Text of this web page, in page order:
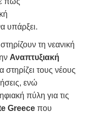
υπάρξει.
τη νεανική
Αναπτυξιακή
στηρίζει τους νέους
ενώ
πύλη για τις
Greece που